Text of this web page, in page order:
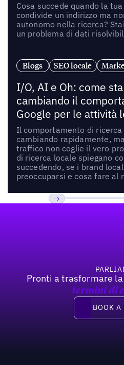
Cosa succede quando la
condivide un indirizzo ma
autonomo nella ricerca?
un problema di dati
Blogs SEO locale
I/O, AI e Oh: come
cambiando il
Google per le attività
Il comportamento di ricerca
cambiando rapidamente,
traffico non coglie il vero
di ricerca locale spiegano
succedendo, se i brand
preoccuparsi e cosa fare al
Pronti a trasformare
termini di
Book aBOOK A